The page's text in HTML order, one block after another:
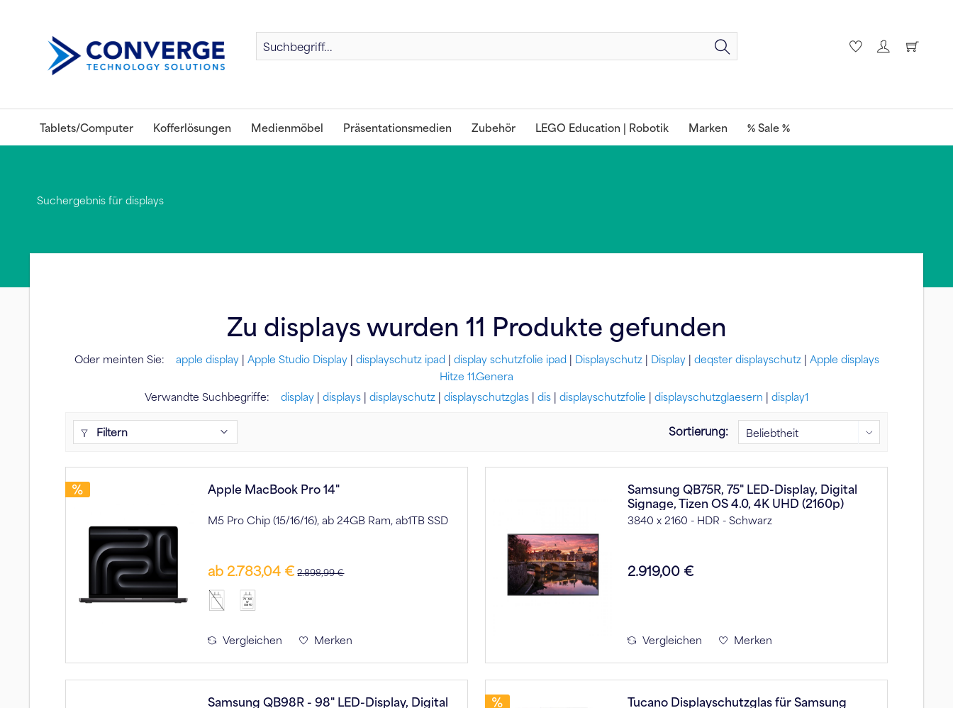
Tablets/Computer Kofferlösungen Medienmöbel Präsentationsmedien Zubehör LEGO Education | Robotik Marken % Sale %
Suchergebnis für displays
Zu displays wurden 11 Produkte gefunden
Oder meinten Sie: apple display| Apple Studio Display| displayschutz ipad| display schutzfolie ipad| Displayschutz| Display| deqster displayschutz| Apple displays
Hitze 11.Genera
Verwandte Suchbegriffe:
display | displays | displayschutz | displayschutzglas | dis | displayschutzfolie | displayschutzglaesern | display1
Filtern Sortierung:
Apple MacBook Pro 14"
M5 Pro Chip (15/16/16), ab 24GB Ram, ab1TB SSD
ab 2.783,04 € 2.898,99 €
70 - 140
W
USB PD
Vergleichen Merken
Samsung QB75R, 75" LED-Display, Digital
Signage, Tizen OS 4.0, 4K UHD (2160p)
3840 x 2160 - HDR - Schwarz
2.919,00 €
Vergleichen Merken
Samsung QB98R - 98" LED-Display, Digital
Tucano Displayschutzglas für Samsung